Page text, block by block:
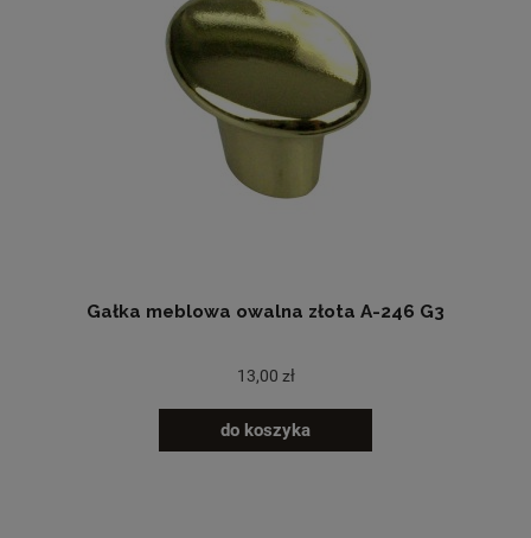
Gałka meblowa owalna złota A-246 G3
13,00 zł
do koszyka